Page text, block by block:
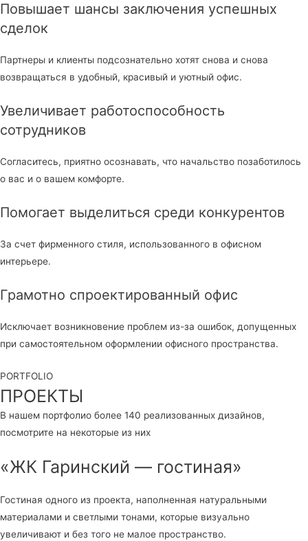
Повышает шансы заключения успешных
сделок
Партнеры и клиенты подсознательно хотят снова и снова
возвращаться в удобный, красивый и уютный офис.
Увеличивает работоспособность
сотрудников
Согласитесь, приятно осознавать, что начальство позаботилось
о вас и о вашем комфорте.
Помогает выделиться среди конкурентов
За счет фирменного стиля, использованного в офисном
интерьере.
Грамотно спроектированный офис
Исключает возникновение проблем из-за ошибок, допущенных
при самостоятельном оформлении офисного пространства.
PORTFOLIO
ПРОЕКТЫ
В нашем портфолио более 140 реализованных дизайнов,
посмотрите на некоторые из них
«ЖК Гаринский — гостиная»
Гостиная одного из проекта, наполненная натуральными
материалами и светлыми тонами, которые визуально
увеличивают и без того не малое пространство.